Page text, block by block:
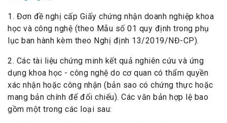
1. Đơn đề nghị cấp Giấy chứng nhận doanh nghiệp khoa
học và công nghệ (theo Mẫu số 01 quy định trong phụ
lục ban hành kèm theo Nghị định 13/2019/NĐ-CP).
2. Các tài liệu chứng minh kết quả nghiên cứu và ứng
dụng khoa học - công nghệ do cơ quan có thẩm quyền
xác nhận hoặc công nhận (bản sao có chứng thực hoặc
mang bản chính để đối chiếu). Các văn bản hợp lệ bao
gồm một trong các loại sau: